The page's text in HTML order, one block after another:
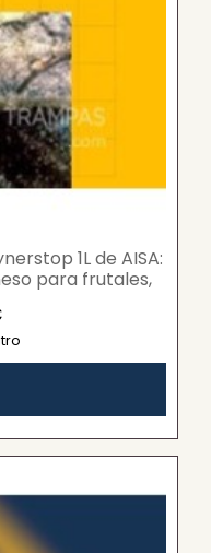
1L de AISA:
para frutales,